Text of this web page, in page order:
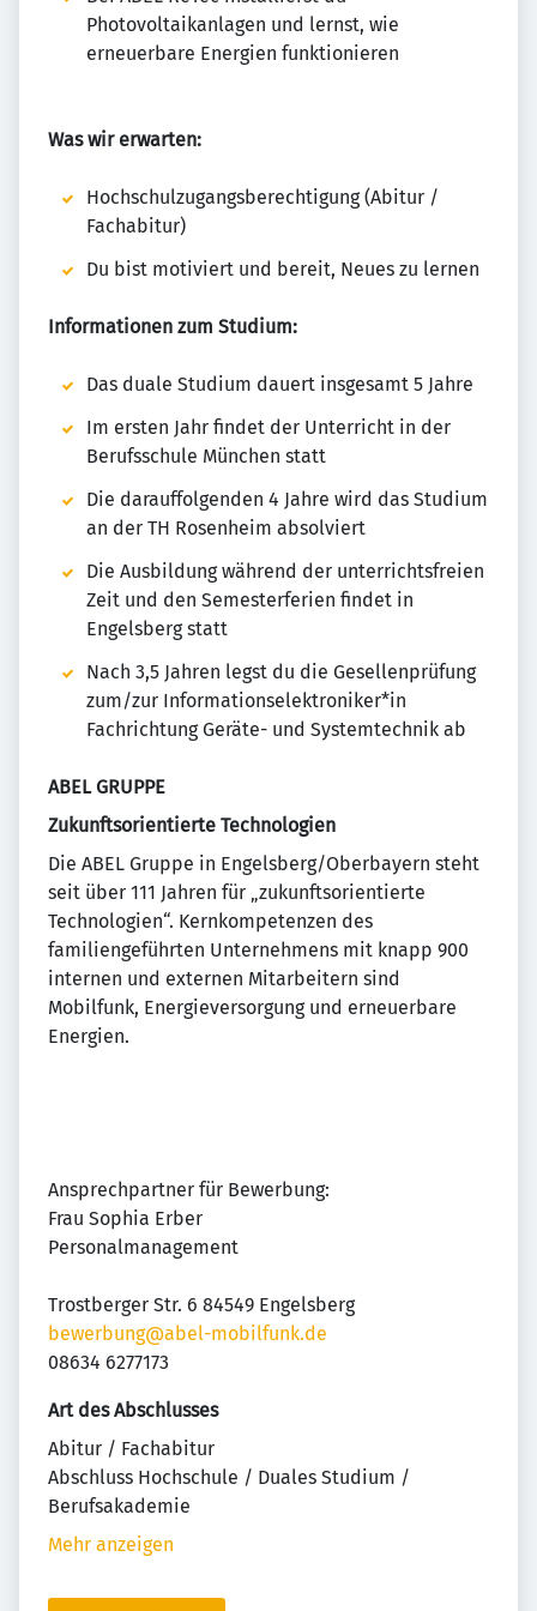
Photovoltaikanlagen und lernst, wie
erneuerbare Energien funktionieren
Was wir erwarten:
Hochschulzugangsberechtigung (Abitur /
Fachabitur)
Du bist motiviert und bereit, Neues zu lernen
Informationen zum Studium:
Das duale Studium dauert insgesamt 5 Jahre
Im ersten Jahr findet der Unterricht in der
Berufsschule München statt
Die darauffolgenden 4 Jahre wird das Studium
an der TH Rosenheim absolviert
Die Ausbildung während der unterrichtsfreien
Zeit und den Semesterferien findet in
Engelsberg statt
Nach 3,5 Jahren legst du die Gesellenprüfung
zum/zur Informationselektroniker*in
Fachrichtung Geräte- und Systemtechnik ab
ABEL GRUPPE
Zukunftsorientierte Technologien
Die ABEL Gruppe in Engelsberg/Oberbayern steht
seit über 111 Jahren für „zukunftsorientierte
Technologien“. Kernkompetenzen des
familiengeführten Unternehmens mit knapp 900
internen und externen Mitarbeitern sind
Mobilfunk, Energieversorgung und erneuerbare
Energien.
Ansprechpartner für Bewerbung:
Frau Sophia Erber
Personalmanagement
Trostberger Str. 6 84549 Engelsberg
bewerbung@abel-mobilfunk.de
08634 6277173
Art des Abschlusses
Abitur / Fachabitur
Abschluss Hochschule / Duales Studium /
Berufsakademie
Mehr anzeigen